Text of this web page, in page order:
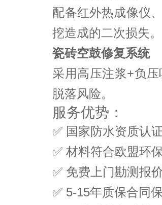
配备红外热成像仪
挖造成的二次损失。
瓷砖空鼓修复系统
采用高压注浆+负
脱落风险。
服务优势：
✅ 国家防水资质认
✅ 材料符合欧盟环
✅ 免费上门勘测报
✅ 5-15年质保合同